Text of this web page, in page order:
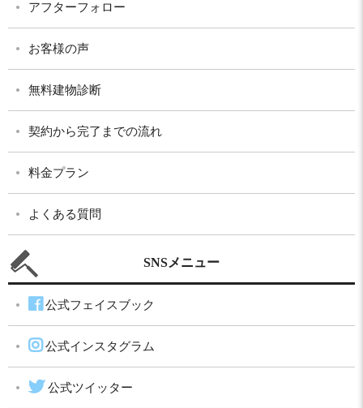
アフターフォロー
お客様の声
無料建物診断
契約から完了までの流れ
料金プラン
よくある質問
SNSメニュー
公式フェイスブック
公式インスタグラム
公式ツイッター